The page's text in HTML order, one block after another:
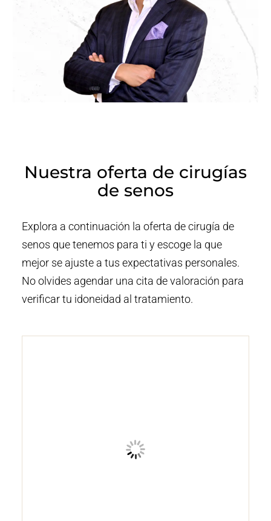
Nuestra oferta de cirugías
de senos
Explora a continuación la oferta de cirugía de
senos que tenemos para ti y escoge la que
mejor se ajuste a tus expectativas personales.
No olvides agendar una cita de valoración para
verificar tu idoneidad al tratamiento.